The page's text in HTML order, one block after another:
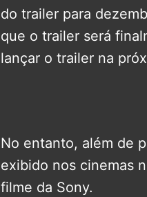
do trailer para
que o trailer será
lançar o trailer na
No entanto, além de
exibido nos cinemas
filme da Sony.